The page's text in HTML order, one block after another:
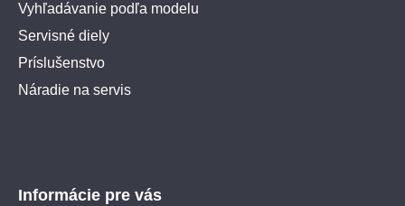
Vyhľadávanie podľa modelu
Servisné diely
Príslušenstvo
Náradie na servis
Informácie pre vás